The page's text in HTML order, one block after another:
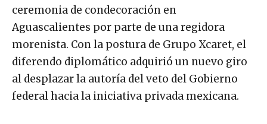
ceremonia de condecoración en
Aguascalientes por parte de una regidora
morenista. Con la postura de Grupo Xcaret, el
diferendo diplomático adquirió un nuevo giro
al desplazar la autoría del veto del Gobierno
federal hacia la iniciativa privada mexicana.